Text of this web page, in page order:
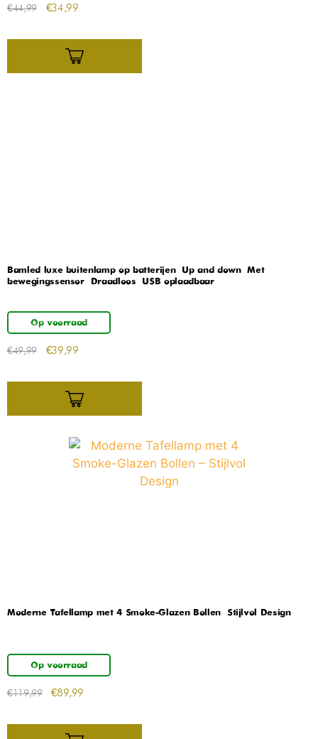
€44,99 €34,99
Bamled luxe buitenlamp op batterijen – Up and down – Met
bewegingssensor – Draadloos – USB oplaadbaar
Op voorraad
€49,99 €39,99
Moderne Tafellamp met 4 Smoke-Glazen Bollen – Stijlvol Design
Op voorraad
€119,99 €89,99